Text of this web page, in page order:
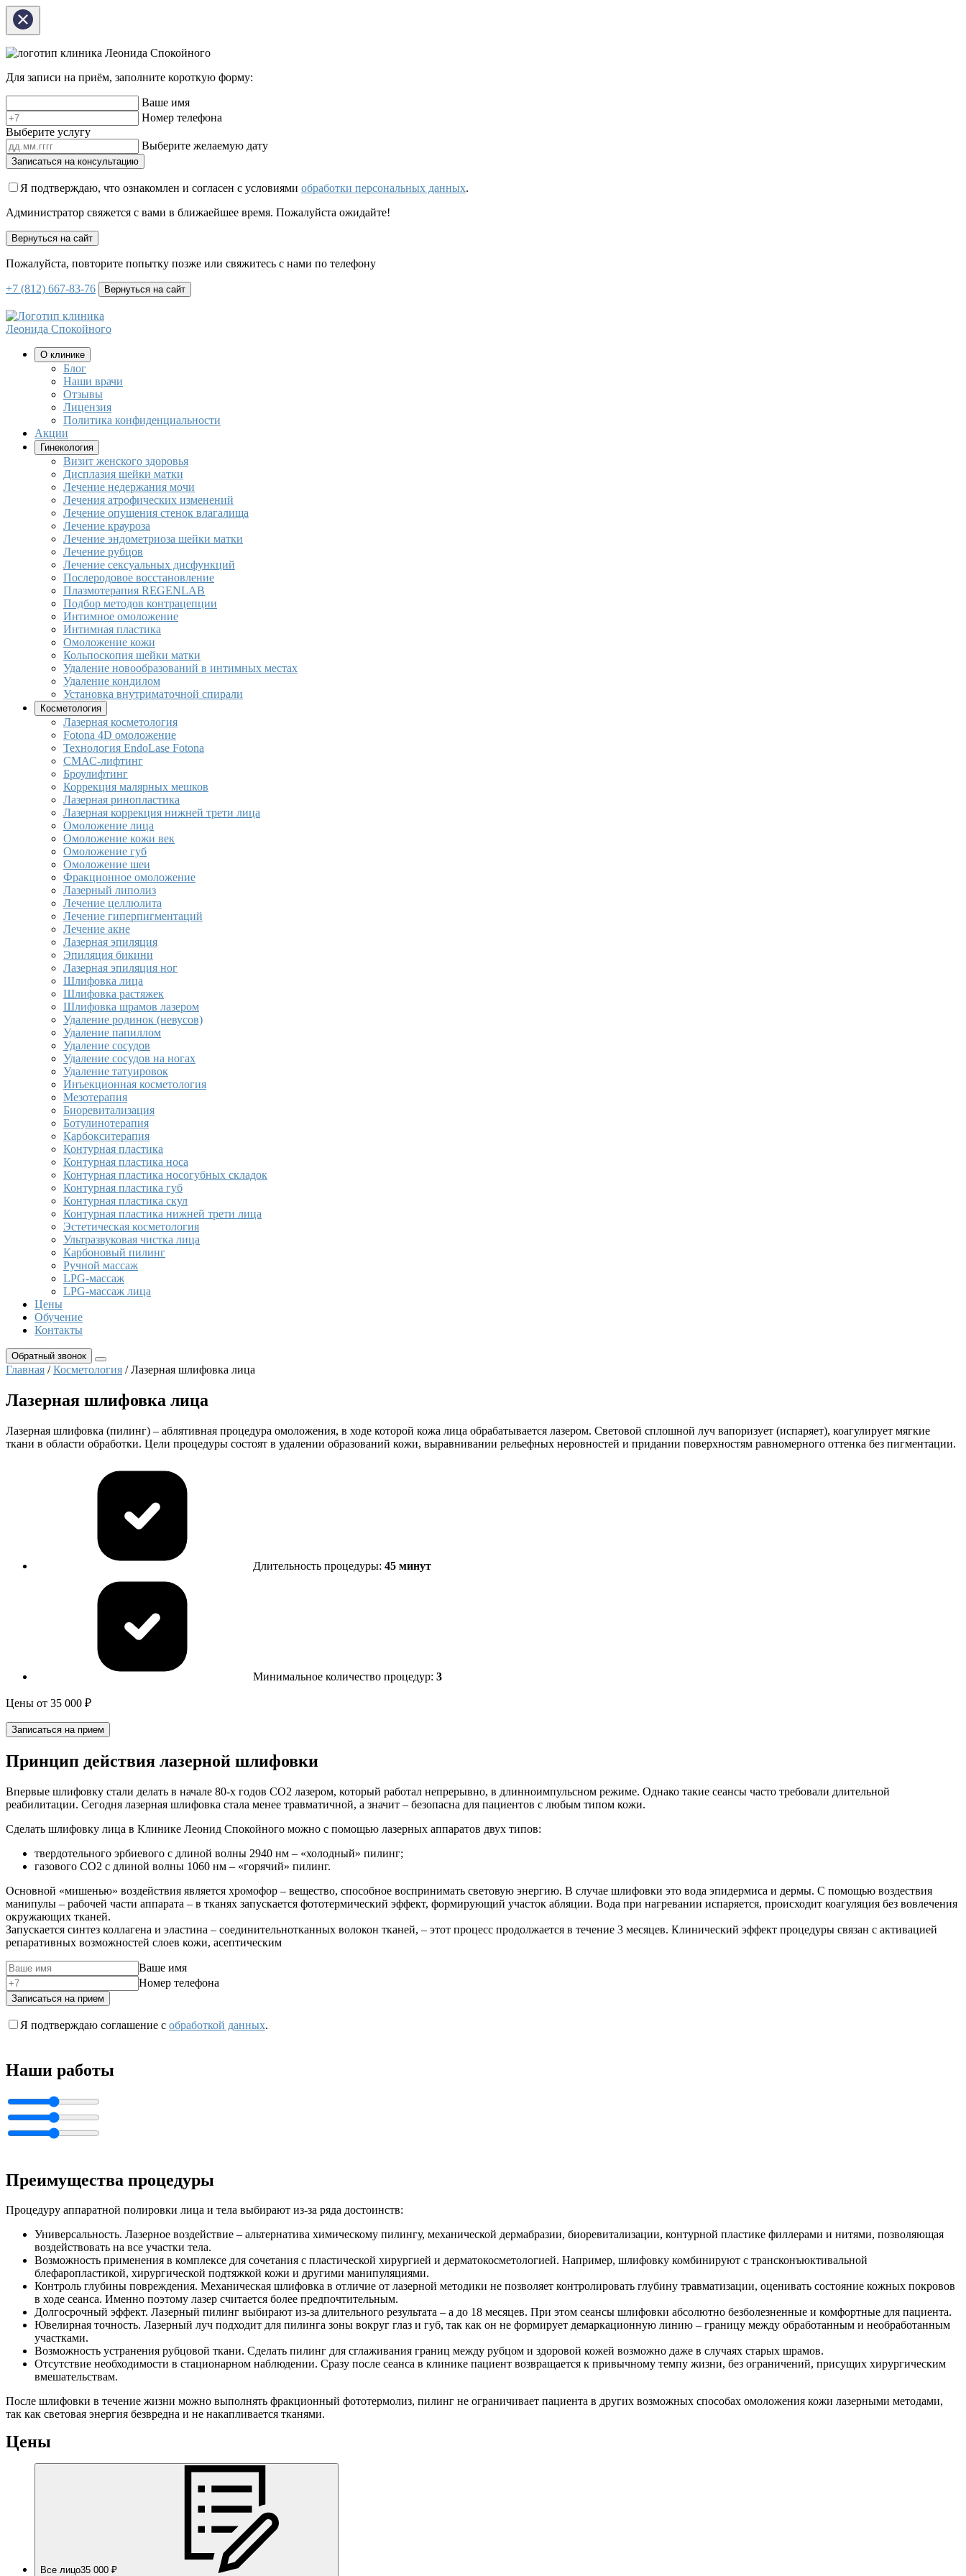
клиника Леонида Спокойного
Для записи на приём, заполните короткую форму:
Ваше имя
Номер телефона
Выберите услугу
Выберите желаемую дату
Записаться на консультацию
Я подтверждаю, что ознакомлен и согласен с условиями обработки персональных данных.
Администратор свяжется с вами в ближаейшее время. Пожалуйста ожидайте!
Вернуться на сайт
Пожалуйста, повторите попытку позже или свяжитесь с нами по телефону
+7 (812) 667-83-76 Вернуться на сайт
клиника
Леонида Спокойного
О клинике
Блог
Наши врачи
Отзывы
Лицензия
Политика конфиденциальности
Акции
Гинекология
Визит женского здоровья
Дисплазия шейки матки
Лечение недержания мочи
Лечения атрофических изменений
Лечение опущения стенок влагалища
Лечение крауроза
Лечение эндометриоза шейки матки
Лечение рубцов
Лечение сексуальных дисфункций
Послеродовое восстановление
Плазмотерапия REGENLAB
Подбор методов контрацепции
Интимное омоложение
Интимная пластика
Омоложение кожи
Кольпоскопия шейки матки
Удаление новообразований в интимных местах
Удаление кондилом
Установка внутриматочной спирали
Косметология
Лазерная косметология
Fotona 4D омоложение
Технология EndoLase Fotona
СМАС-лифтинг
Броулифтинг
Коррекция малярных мешков
Лазерная ринопластика
Лазерная коррекция нижней трети лица
Омоложение лица
Омоложение кожи век
Омоложение губ
Омоложение шеи
Фракционное омоложение
Лазерный липолиз
Лечение целлюлита
Лечение гиперпигментаций
Лечение акне
Лазерная эпиляция
Эпиляция бикини
Лазерная эпиляция ног
Шлифовка лица
Шлифовка растяжек
Шлифовка шрамов лазером
Удаление родинок (невусов)
Удаление папиллом
Удаление сосудов
Удаление сосудов на ногах
Удаление татуировок
Инъекционная косметология
Мезотерапия
Биоревитализация
Ботулинотерапия
Карбокситерапия
Контурная пластика
Контурная пластика носа
Контурная пластика носогубных складок
Контурная пластика губ
Контурная пластика скул
Контурная пластика нижней трети лица
Эстетическая косметология
Ультразвуковая чистка лица
Карбоновый пилинг
Ручной массаж
LPG-массаж
LPG-массаж лица
Цены
Обучение
Контакты
Обратный звонок
Главная /Косметология / Лазерная шлифовка лица
Лазерная шлифовка лица
Лазерная шлифовка (пилинг) – аблятивная процедура омоложения, в ходе которой кожа лица обрабатывается лазером. Световой сплошной луч вапоризует (испаряет), коагулирует мягкие
ткани в области обработки. Цели процедуры состоят в удалении образований кожи, выравнивании рельефных неровностей и придании поверхностям равномерного оттенка без пигментации.
Длительность процедуры: 45 минут
Минимальное количество процедур: 3
Цены от 35 000 ₽
Записаться на прием
Принцип действия лазерной шлифовки
Впервые шлифовку стали делать в начале 80-х годов СО2 лазером, который работал непрерывно, в длинноимпульсном режиме. Однако такие сеансы часто требовали длительной
реабилитации. Сегодня лазерная шлифовка стала менее травматичной, а значит – безопасна для пациентов с любым типом кожи.
Сделать шлифовку лица в Клинике Леонид Спокойного можно с помощью лазерных аппаратов двух типов:
твердотельного эрбиевого с длиной волны 2940 нм – «холодный» пилинг;
газового СО2 с длиной волны 1060 нм – «горячий» пилинг.
Основной «мишенью» воздействия является хромофор – вещество, способное воспринимать световую энергию. В случае шлифовки это вода эпидермиса и дермы. С помощью воздествия
манипулы – рабочей части аппарата – в тканях запускается фототермический эффект, формирующий участок абляции. Вода при нагревании испаряется, происходит коагуляция без вовлечения
окружающих тканей.
Запускается синтез коллагена и эластина – соединительнотканных волокон тканей, – этот процесс продолжается в течение 3 месяцев. Клинический эффект процедуры связан с активацией
репаративных возможностей слоев кожи, асептическим
Ваше имя
Номер телефона
Записаться на прием
Я подтверждаю соглашение с обработкой данных.
Наши работы
Преимущества процедуры
Процедуру аппаратной полировки лица и тела выбирают из-за ряда достоинств:
Универсальность. Лазерное воздействие – альтернатива химическому пилингу, механической дермабразии, биоревитализации, контурной пластике филлерами и нитями, позволяющая
воздействовать на все участки тела.
Возможность применения в комплексе для сочетания с пластической хирургией и дерматокосметологией. Например, шлифовку комбинируют с трансконъюктивальной
блефаропластикой, хирургической подтяжкой кожи и другими манипуляциями.
Контроль глубины повреждения. Механическая шлифовка в отличие от лазерной методики не позволяет контролировать глубину травматизации, оценивать состояние кожных покровов
в ходе сеанса. Именно поэтому лазер считается более предпочтительным.
Долгосрочный эффект. Лазерный пилинг выбирают из-за длительного результата – а до 18 месяцев. При этом сеансы шлифовки абсолютно безболезненные и комфортные для пациента.
Ювелирная точность. Лазерный луч подходит для пилинга зоны вокруг глаз и губ, так как он не формирует демаркационную линию – границу между обработанным и необработанным
участками.
Возможность устранения рубцовой ткани. Сделать пилинг для сглаживания границ между рубцом и здоровой кожей возможно даже в случаях старых шрамов.
Отсутствие необходимости в стационарном наблюдении. Сразу после сеанса в клинике пациент возвращается к привычному темпу жизни, без ограничений, присущих хирургическим
вмешательствам.
После шлифовки в течение жизни можно выполнять фракционный фототермолиз, пилинг не ограничивает пациента в других возможных способах омоложения кожи лазерными методами,
так как световая энергия безвредна и не накапливается тканями.
Цены
Все лицо35 000 ₽